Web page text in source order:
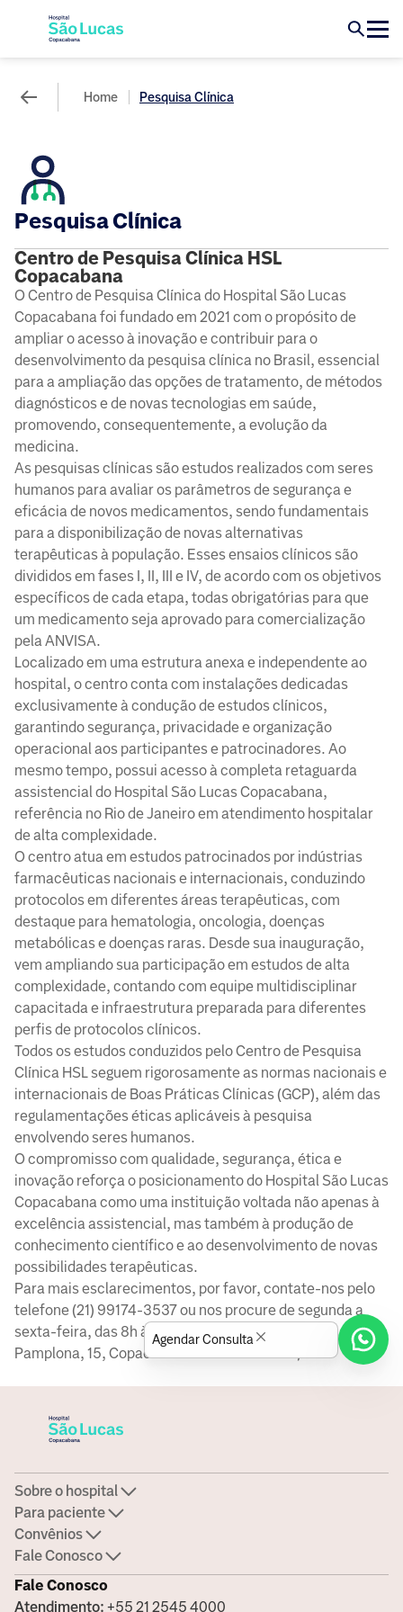
Home Pesquisa Clínica
Pesquisa Clínica
Centro de Pesquisa Clínica HSL
Copacabana
O Centro de Pesquisa Clínica do Hospital São Lucas
Copacabana foi fundado em 2021 com o propósito de
ampliar o acesso à inovação e contribuir para o
desenvolvimento da pesquisa clínica no Brasil, essencial
para a ampliação das opções de tratamento, de métodos
diagnósticos e de novas tecnologias em saúde,
promovendo, consequentemente, a evolução da
medicina.
As pesquisas clínicas são estudos realizados com seres
humanos para avaliar os parâmetros de segurança e
eficácia de novos medicamentos, sendo fundamentais
para a disponibilização de novas alternativas
terapêuticas à população. Esses ensaios clínicos são
divididos em fases I, II, III e IV, de acordo com os objetivos
específicos de cada etapa, todas obrigatórias para que
um medicamento seja aprovado para comercialização
pela ANVISA.
Localizado em uma estrutura anexa e independente ao
hospital, o centro conta com instalações dedicadas
exclusivamente à condução de estudos clínicos,
garantindo segurança, privacidade e organização
operacional aos participantes e patrocinadores. Ao
mesmo tempo, possui acesso à completa retaguarda
assistencial do Hospital São Lucas Copacabana,
referência no Rio de Janeiro em atendimento hospitalar
de alta complexidade.
O centro atua em estudos patrocinados por indústrias
farmacêuticas nacionais e internacionais, conduzindo
protocolos em diferentes áreas terapêuticas, com
destaque para hematologia, oncologia, doenças
metabólicas e doenças raras. Desde sua inauguração,
vem ampliando sua participação em estudos de alta
complexidade, contando com equipe multidisciplinar
capacitada e infraestrutura preparada para diferentes
perfis de protocolos clínicos.
Todos os estudos conduzidos pelo Centro de Pesquisa
Clínica HSL seguem rigorosamente as normas nacionais e
internacionais de Boas Práticas Clínicas (GCP), além das
regulamentações éticas aplicáveis à pesquisa
envolvendo seres humanos.
O compromisso com qualidade, segurança, ética e
inovação reforça o posicionamento do Hospital São Lucas
Copacabana como uma instituição voltada não apenas à
excelência assistencial, mas também à produção de
conhecimento científico e ao desenvolvimento de novas
possibilidades terapêuticas.
Para mais esclarecimentos, por favor, contate-nos pelo
telefone (21) 99174-3537 ou nos procure de segunda a
sexta-feira, das 8h às 17h, na Travessa Frederico
Pamplona, 15, Copacabana – Rio de Janeiro/RJ
Fale Conosco
Atendimento: +55 21 2545 4000
Sobre o hospital
Para paciente
Convênios
Fale Conosco
Agendar Consulta